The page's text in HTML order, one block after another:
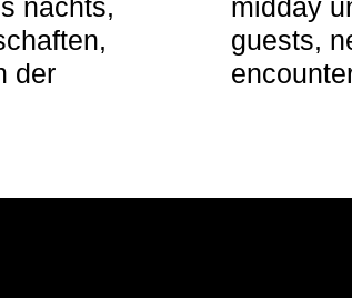
nachts,
der
midday
guests,